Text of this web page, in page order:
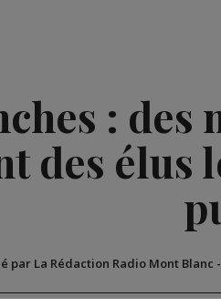
: des
des élus
par La Rédaction Radio Mont Blanc -